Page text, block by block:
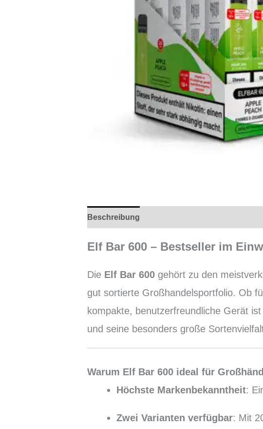
Beschreibung
Elf Bar 600 – Bestseller im
Die Elf Bar 600gehört zu den
gut sortierte Großhandelsportfolio. Ob
kompakte, benutzerfreundliche Gerät
und seine besonders große
Warum Elf Bar 600 ideal für
Höchste Markenbekanntheit:
Zwei Varianten verfügbar: Mit